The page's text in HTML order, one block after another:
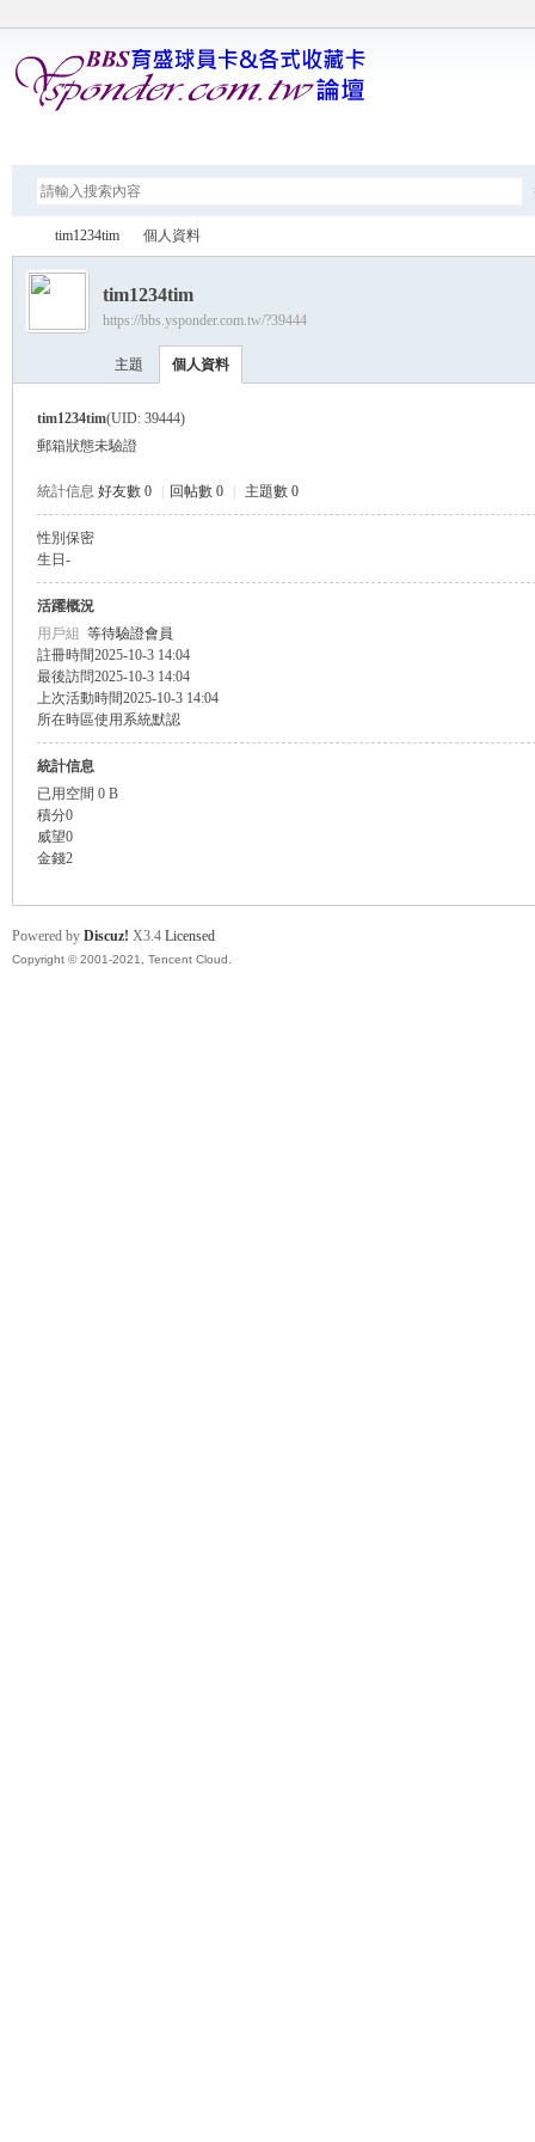
›
tim1234tim 個人資料
tim1234tim
https://bbs.ysponder.com.tw/?39444
主題 個人資料
tim1234tim(UID: 39444)
郵箱狀態未驗證
統計信息 好友數 0 回帖數 0 主題數 0
性別 保密
生日 -
活躍概況
用戶組 等待驗證會員
註冊時間2025-10-3 14:04
最後訪問2025-10-3 14:04
上次活動時間2025-10-3 14:04
所在時區使用系統默認
統計信息
已用空間 0 B
積分0
威望0
金錢2
Powered by Discuz! X3.4 Licensed
Copyright © 2001-2021, Tencent Cloud.